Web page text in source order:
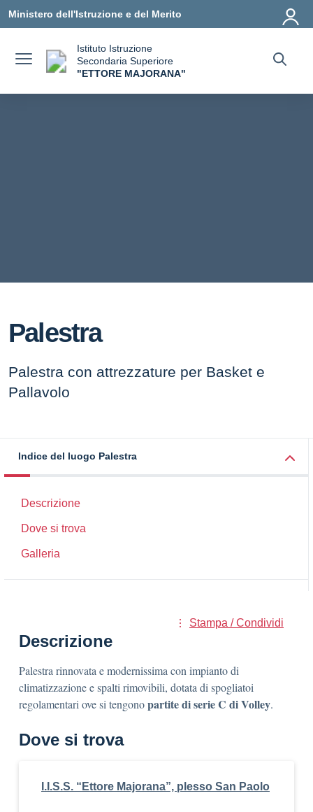
Ministero dell'Istruzione e del Merito
Istituto Istruzione
Secondaria Superiore
"ETTORE MAJORANA"
Palestra
Palestra con attrezzature per Basket e
Pallavolo
Indice del luogo Palestra
Descrizione
Dove si trova
Galleria
Stampa / Condividi
Descrizione
Palestra rinnovata e modernissima con impianto di
climatizzazione e spalti rimovibili, dotata di spogliatoi
regolamentari ove si tengonopartite di serie C di Volley.
Dove si trova
I.I.S.S. “Ettore Majorana”, plesso San Paolo